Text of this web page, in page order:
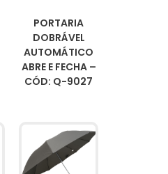
PORTARIA
DOBRÁVEL
AUTOMÁTICO
ABRE E FECHA –
CÓD: Q-9027